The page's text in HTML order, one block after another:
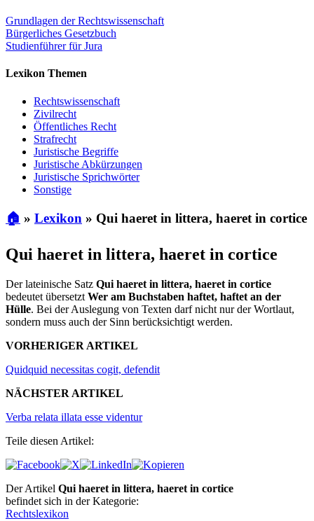
Grundlagen der Rechtswissenschaft
Bürgerliches Gesetzbuch
Studienführer für Jura
Lexikon Themen
Rechtswissenschaft
Zivilrecht
Öffentliches Recht
Strafrecht
Juristische Begriffe
Juristische Abkürzungen
Juristische Sprichwörter
Sonstige
🏠 » Lexikon » Qui haeret in littera, haeret in cortice
Qui haeret in littera, haeret in cortice
Der lateinische Satz Qui haeret in littera, haeret in cortice
bedeutet übersetzt Wer am Buchstaben haftet, haftet an der
Hülle. Bei der Auslegung von Texten darf nicht nur der Wortlaut,
sondern muss auch der Sinn berücksichtigt werden.
VORHERIGER ARTIKEL
Quidquid necessitas cogit, defendit
NÄCHSTER ARTIKEL
Verba relata illata esse videntur
Teile diesen Artikel:
Der Artikel Qui haeret in littera, haeret in cortice
befindet sich in der Kategorie:
Rechtslexikon